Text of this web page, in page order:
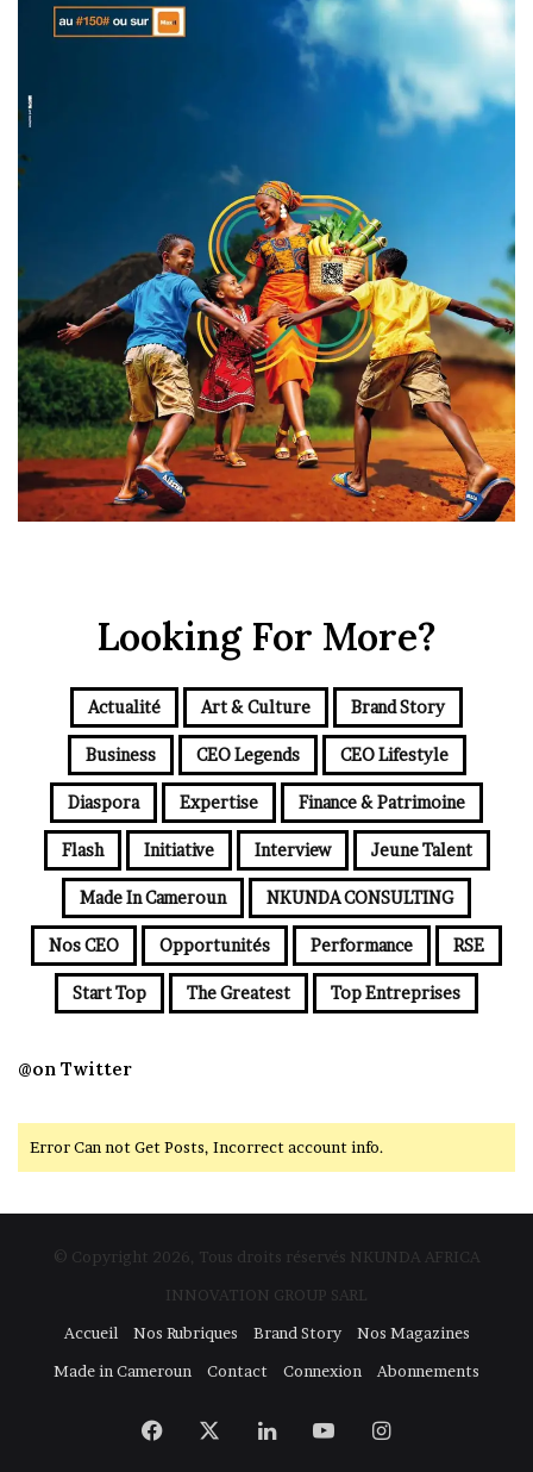
Looking For More?
Actualité Art & Culture Brand Story
Business CEO Legends CEO Lifestyle
Diaspora Expertise Finance & Patrimoine
Flash Initiative Interview Jeune Talent
Made In Cameroun NKUNDA CONSULTING
Nos CEO Opportunités Performance RSE
Start Top The Greatest Top Entreprises
@on Twitter
Error Can not Get Posts, Incorrect account info.
© Copyright 2026, Tous droits réservés NKUNDA AFRICA
INNOVATION GROUP SARL
Accueil
Nos Rubriques Brand Story
Nos Magazines
Made in Cameroun
Contact Connexion Abonnements
Facebook LinkedinYouTubeInstagram